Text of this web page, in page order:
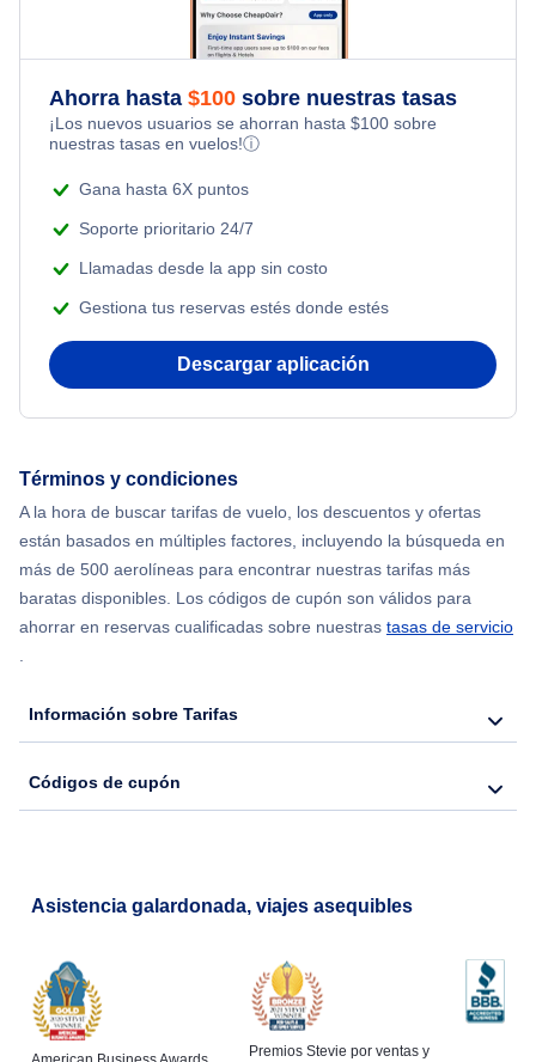
Flights Under $49
Flights Under $99
Flights Under $199
Flights from Nueva York to Milán
Flights from Toronto to Shanghai
Flights from Nueva York to Tel Aviv
Flights from Nueva York to Atenas
Flights from Shanghai to Nueva York
Flights from Delhi to Nueva York
Flights from Chicago to Delhi
Flights from Nueva York to Seúl
Flights from Nueva York to Barcelona
Kid Friendly Vacations
Romantic Vacations
Adventure Vacations
Beach Vacations
Ahorra hasta $100 sobre nuestras tasas
¡Los nuevos usuarios se ahorran hasta $100 sobre
nuestras tasas en vuelos!ⓘ
Gana hasta 6X puntos
Soporte prioritario 24/7
Llamadas desde la app sin costo
Gestiona tus reservas estés donde estés
Descargar aplicación
Términos y condiciones
A la hora de buscar tarifas de vuelo, los descuentos y ofertas
están basados en múltiples factores, incluyendo la búsqueda en
más de 500 aerolíneas para encontrar nuestras tarifas más
baratas disponibles. Los códigos de cupón son válidos para
ahorrar en reservas cualificadas sobre nuestras tasas de servicio
.
Información sobre Tarifas
Códigos de cupón
Asistencia galardonada, viajes asequibles
Premios Stevie por ventas y